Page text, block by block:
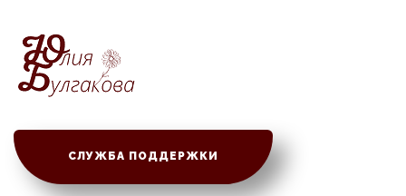
СЛУЖБА ПОДДЕРЖКИ